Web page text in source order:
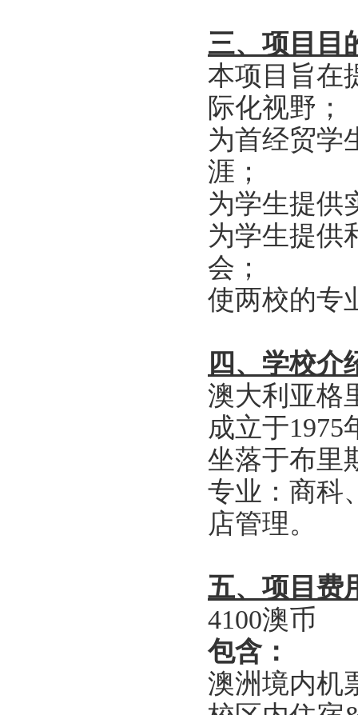
三、项目目
本项目旨在
际化视野；
为首经贸学
涯；
为学生提供
为学生提供
会；
使两校的专
四、学校介
澳大利亚格
成立于
坐落于布里
专业：商科
店管理。
五、项目费
4100澳币
包含：
澳洲境内